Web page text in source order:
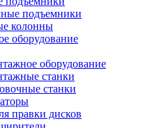
подъемники
колонны
оборудование
оборудование
станки
станки
правки дисков